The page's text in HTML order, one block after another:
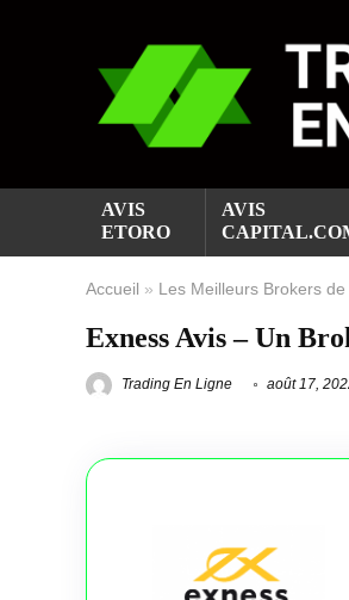
AVIS
ETORO
AVIS
Accueil » Les Meilleurs Brokers
Exness Avis – Un
Trading En Ligne août 17,